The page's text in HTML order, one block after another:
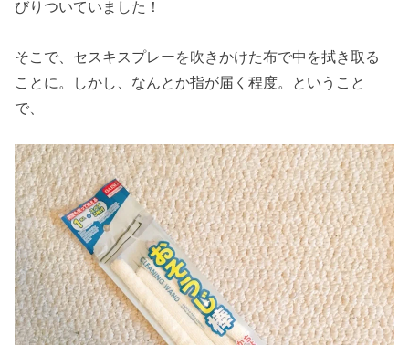
びりついていました！
そこで、セスキスプレーを吹きかけた布で中を拭き取る
ことに。しかし、なんとか指が届く程度。ということ
で、